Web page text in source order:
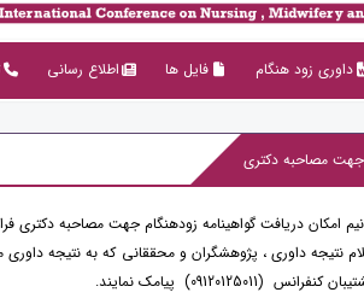
داوری زود هنگام فایل ها اطلاع رسانی
جهت مصاحبه دکتری
امکان دریافت گواهینامه زودهنگام جهت مصاحبه دکتری
نتیجه داوری ، پژوهشگران و محققانی که به نتیجه داوری
پیامک نمایند.